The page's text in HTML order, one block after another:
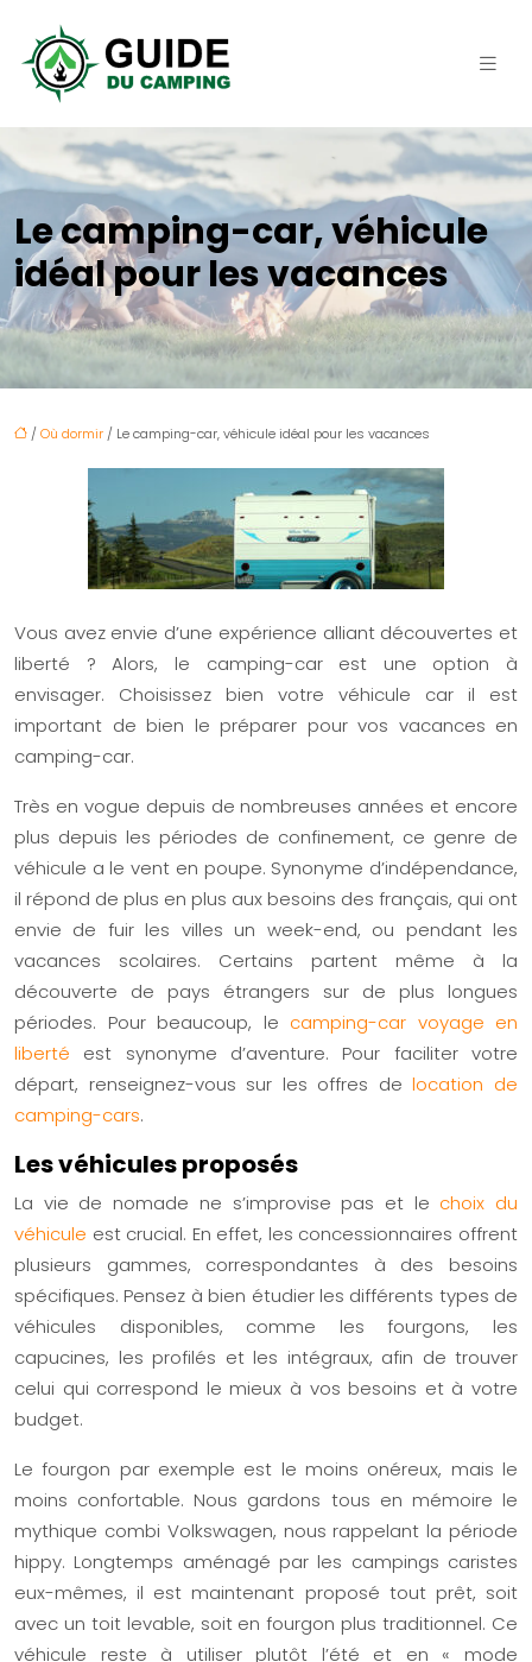
Le camping-car, véhicule
idéal pour les vacances
/Où dormir / Le camping-car, véhicule idéal pour les vacances
Vous avez envie d’une expérience alliant découvertes et
liberté ? Alors, le camping-car est une option à
envisager. Choisissez bien votre véhicule car il est
important de bien le préparer pour vos vacances en
camping-car.
Très en vogue depuis de nombreuses années et encore
plus depuis les périodes de confinement, ce genre de
véhicule a le vent en poupe. Synonyme d’indépendance,
il répond de plus en plus aux besoins des français, qui ont
envie de fuir les villes un week-end, ou pendant les
vacances scolaires. Certains partent même à la
découverte de pays étrangers sur de plus longues
périodes. Pour beaucoup, le camping-car voyage en
liberté est synonyme d’aventure. Pour faciliter votre
départ, renseignez-vous sur les offres delocation de
camping-cars.
Les véhicules proposés
La vie de nomade ne s’improvise pas et le choix du
véhicule est crucial. En effet, les concessionnaires offrent
plusieurs gammes, correspondantes à des besoins
spécifiques. Pensez à bien étudier les différents types de
véhicules disponibles, comme les fourgons, les
capucines, les profilés et les intégraux, afin de trouver
celui qui correspond le mieux à vos besoins et à votre
budget.
Le fourgon par exemple est le moins onéreux, mais le
moins confortable. Nous gardons tous en mémoire le
mythique combi Volkswagen, nous rappelant la période
hippy. Longtemps aménagé par les campings caristes
eux-mêmes, il est maintenant proposé tout prêt, soit
avec un toit levable, soit en fourgon plus traditionnel. Ce
véhicule reste à utiliser plutôt l’été et en « mode